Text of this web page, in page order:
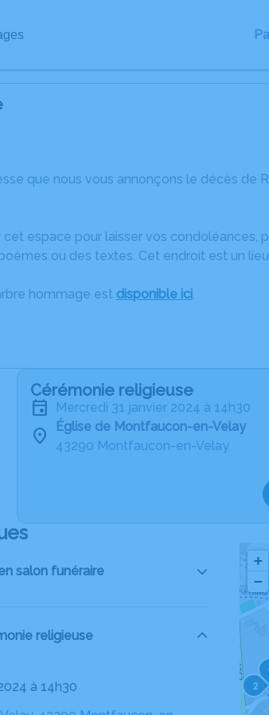
que nous vous annonçons le décès de
cet espace pour laisser vos
ou des textes. Cet endroit est un
hommage est disponible ici.
Cérémonie religieuse
mercredi 31 janvier 2024 à 14h30
Église de Montfaucon-en-Velay
43290 Montfaucon-en-Velay
salon funéraire
religieuse
à 14h30
2
+
−